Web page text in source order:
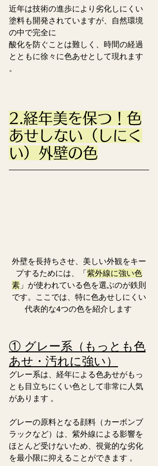
近年は技術の進歩により劣化しにくい
塗料も開発されていますが、自然環境
の中で完全に
酸化を防ぐことは難しく、時間の経過
とともに徐々に色あせとして現れます
。
2.経年美を保つ！色
あせしない（しにく
い）外壁の色
外壁を長持ちさせ、美しい外観をキー
プするためには、「 紫外線に強い色
素 」が使われている色を選ぶのが鉄則
です。ここでは、特に色あせしにくい
代表的な4つの色を紹介します
① グレー系（もっとも色
あせ・汚れに強い）
グレー系は、経年による色あせがもっ
とも目立ちにくい色として非常に人気
があります 。
グレーの原料となる顔料（カーボンブ
ラックなど）は、紫外線による影響を
ほとんど受けないため、視覚的な劣化
を最小限に抑えることができます 。